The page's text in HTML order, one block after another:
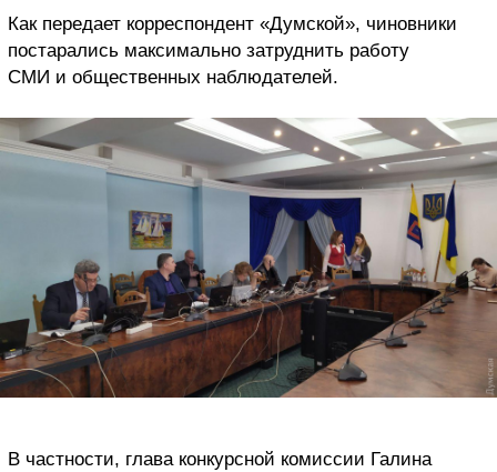
Как передает корреспондент «Думской», чиновники
постарались максимально затруднить работу
СМИ и общественных наблюдателей.
В частности, глава конкурсной комиссии Галина